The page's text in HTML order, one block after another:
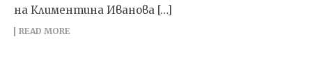
на Климентина Иванова […]
READ MORE